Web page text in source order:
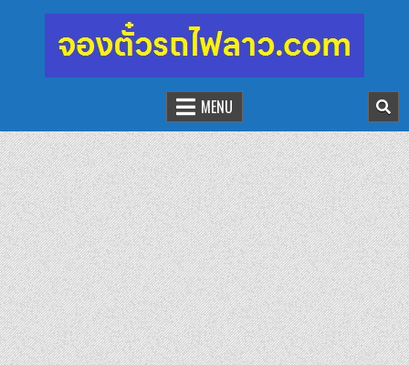
จองตั๋วรถไฟลาว-จีน
นั่งรถไฟเที่ยวประเทศลาว
MENU